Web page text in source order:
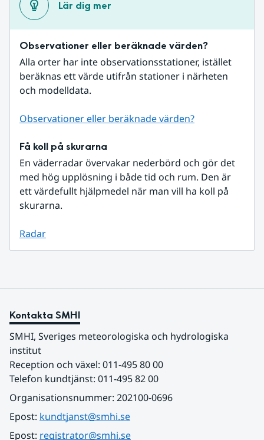
Lär dig mer
Observationer eller beräknade värden?
Alla orter har inte observationsstationer, istället
beräknas ett värde utifrån stationer i närheten
och modelldata.
Observationer eller beräknade värden?
Få koll på skurarna
En väderradar övervakar nederbörd och gör det
med hög upplösning i både tid och rum. Den är
ett värdefullt hjälpmedel när man vill ha koll på
skurarna.
Radar
Kontakta SMHI
SMHI, Sveriges meteorologiska och hydrologiska
institut
Reception och växel: 011-495 80 00
Telefon kundtjänst: 011-495 82 00
Organisationsnummer: 202100-0696
Epost: kundtjanst@smhi.se
Epost: registrator@smhi.se